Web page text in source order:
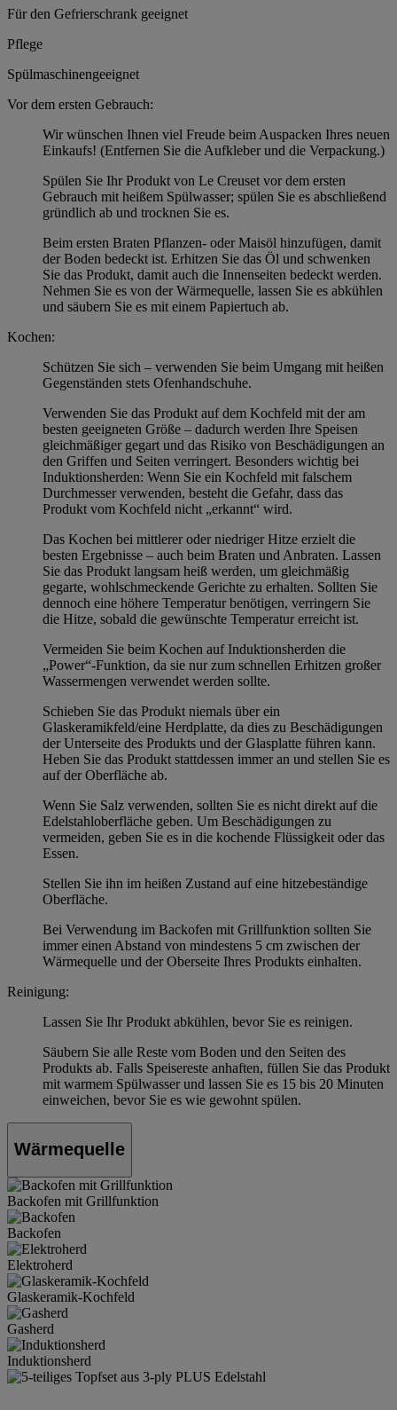
Für den Gefrierschrank geeignet
Pflege
Spülmaschinengeeignet
Vor dem ersten Gebrauch:
Wir wünschen Ihnen viel Freude beim Auspacken Ihres neuen
Einkaufs! (Entfernen Sie die Aufkleber und die Verpackung.)
Spülen Sie Ihr Produkt von Le Creuset vor dem ersten
Gebrauch mit heißem Spülwasser; spülen Sie es abschließend
gründlich ab und trocknen Sie es.
Beim ersten Braten Pflanzen- oder Maisöl hinzufügen, damit
der Boden bedeckt ist. Erhitzen Sie das Öl und schwenken
Sie das Produkt, damit auch die Innenseiten bedeckt werden.
Nehmen Sie es von der Wärmequelle, lassen Sie es abkühlen
und säubern Sie es mit einem Papiertuch ab.
Kochen:
Schützen Sie sich – verwenden Sie beim Umgang mit heißen
Gegenständen stets Ofenhandschuhe.
Verwenden Sie das Produkt auf dem Kochfeld mit der am
besten geeigneten Größe – dadurch werden Ihre Speisen
gleichmäßiger gegart und das Risiko von Beschädigungen an
den Griffen und Seiten verringert. Besonders wichtig bei
Induktionsherden: Wenn Sie ein Kochfeld mit falschem
Durchmesser verwenden, besteht die Gefahr, dass das
Produkt vom Kochfeld nicht „erkannt“ wird.
Das Kochen bei mittlerer oder niedriger Hitze erzielt die
besten Ergebnisse – auch beim Braten und Anbraten. Lassen
Sie das Produkt langsam heiß werden, um gleichmäßig
gegarte, wohlschmeckende Gerichte zu erhalten. Sollten Sie
dennoch eine höhere Temperatur benötigen, verringern Sie
die Hitze, sobald die gewünschte Temperatur erreicht ist.
Vermeiden Sie beim Kochen auf Induktionsherden die
„Power“-Funktion, da sie nur zum schnellen Erhitzen großer
Wassermengen verwendet werden sollte.
Schieben Sie das Produkt niemals über ein
Glaskeramikfeld/eine Herdplatte, da dies zu Beschädigungen
der Unterseite des Produkts und der Glasplatte führen kann.
Heben Sie das Produkt stattdessen immer an und stellen Sie es
auf der Oberfläche ab.
Wenn Sie Salz verwenden, sollten Sie es nicht direkt auf die
Edelstahloberfläche geben. Um Beschädigungen zu
vermeiden, geben Sie es in die kochende Flüssigkeit oder das
Essen.
Stellen Sie ihn im heißen Zustand auf eine hitzebeständige
Oberfläche.
Bei Verwendung im Backofen mit Grillfunktion sollten Sie
immer einen Abstand von mindestens 5 cm zwischen der
Wärmequelle und der Oberseite Ihres Produkts einhalten.
Reinigung:
Lassen Sie Ihr Produkt abkühlen, bevor Sie es reinigen.
Säubern Sie alle Reste vom Boden und den Seiten des
Produkts ab. Falls Speisereste anhaften, füllen Sie das Produkt
mit warmem Spülwasser und lassen Sie es 15 bis 20 Minuten
einweichen, bevor Sie es wie gewohnt spülen.
Wärmequelle
Backofen mit Grillfunktion
Backofen
Elektroherd
Glaskeramik-Kochfeld
Gasherd
Induktionsherd